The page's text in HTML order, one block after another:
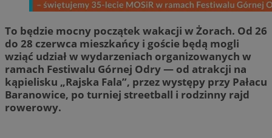
To będzie mocny początek wakacji w Żorach. Od 26
do 28 czerwca mieszkańcy i goście będą mogli
wziąć udział w wydarzeniach organizowanych w
ramach Festiwalu Górnej Odry — od atrakcji na
kąpielisku „Rajska Fala”, przez występy przy Pałacu
Baranowice, po turniej streetball i rodzinny rajd
rowerowy.